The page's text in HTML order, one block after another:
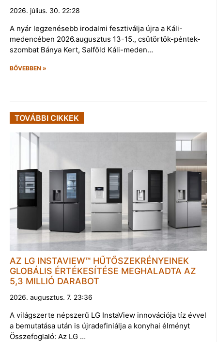
2026. július. 30. 22:28
A nyár legzenésebb irodalmi fesztiválja újra a Káli-
medencében 2026.augusztus 13-15., csütörtök-péntek-
szombat Bánya Kert, Salföld Káli-meden…
BŐVEBBEN »
TOVÁBBI CIKKEK
AZ LG INSTAVIEW™ HŰTŐSZEKRÉNYEINEK
GLOBÁLIS ÉRTÉKESÍTÉSE MEGHALADTA AZ
5,3 MILLIÓ DARABOT
2026. augusztus. 7. 23:36
A világszerte népszerű LG InstaView innovációja tíz évvel
a bemutatása után is újradefiniálja a konyhai élményt
Összefoglaló: Az LG …